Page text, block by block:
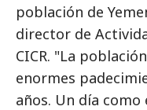
población de
director de
CICR. "La
enormes
años. Un día como